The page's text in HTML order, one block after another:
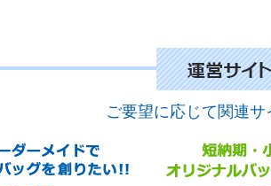
ご要望に応じて関連